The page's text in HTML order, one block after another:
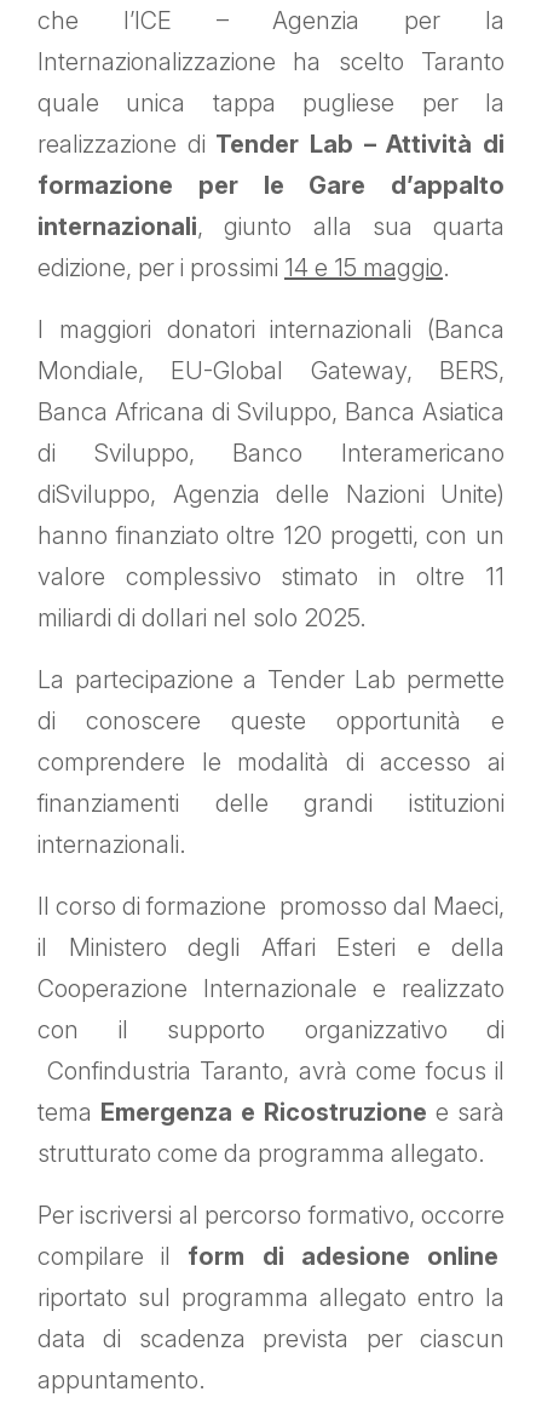
che l’ICE – Agenzia per la
Internazionalizzazione ha scelto Taranto
quale unica tappa pugliese per la
realizzazione di Tender Lab – Attività di
formazione per le Gare d’appalto
internazionali, giunto alla sua quarta
edizione, per i prossimi 14 e 15 maggio.
I maggiori donatori internazionali (Banca
Mondiale, EU-Global Gateway, BERS,
Banca Africana di Sviluppo, Banca Asiatica
di Sviluppo, Banco Interamericano
diSviluppo, Agenzia delle Nazioni Unite)
hanno finanziato oltre 120 progetti, con un
valore complessivo stimato in oltre 11
miliardi di dollari nel solo 2025.
La partecipazione a Tender Lab permette
di conoscere queste opportunità e
comprendere le modalità di accesso ai
finanziamenti delle grandi istituzioni
internazionali.
Il corso di formazione promosso dal Maeci,
il Ministero degli Affari Esteri e della
Cooperazione Internazionale e realizzato
con il supporto organizzativo di
Confindustria Taranto, avrà come focus il
tema Emergenza e Ricostruzione e sarà
strutturato come da programma allegato.
Per iscriversi al percorso formativo, occorre
compilare il form di adesione online
riportato sul programma allegato entro la
data di scadenza prevista per ciascun
appuntamento.